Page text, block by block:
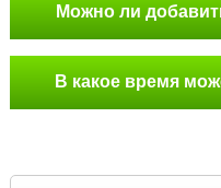
Можно ли
В какое время